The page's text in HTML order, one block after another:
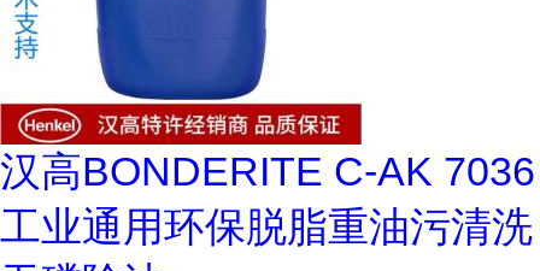
汉高BONDERITE C-AK 7036
工业通用环保脱脂重油污清洗